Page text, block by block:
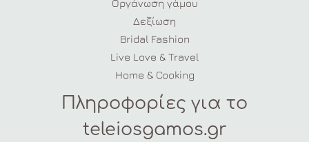
Οργάνωση γάμου
Δεξίωση
Bridal Fashion
Live Love & Travel
Home & Cooking
Πληροφορίες για το
teleiosgamos.gr